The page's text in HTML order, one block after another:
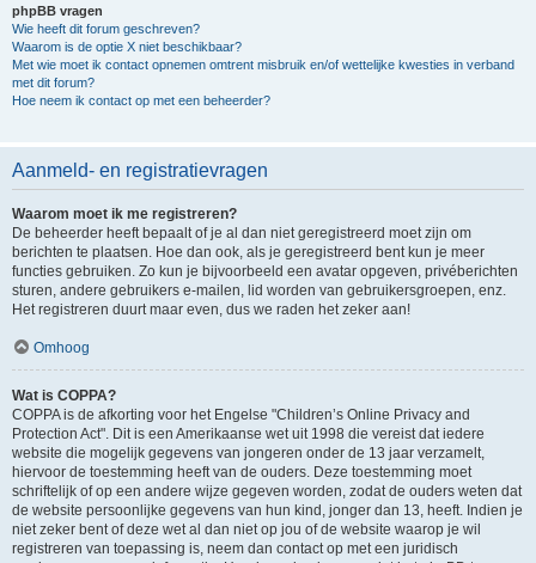
phpBB vragen
Wie heeft dit forum geschreven?
Waarom is de optie X niet beschikbaar?
Met wie moet ik contact opnemen omtrent misbruik en/of wettelijke kwesties in verband
met dit forum?
Hoe neem ik contact op met een beheerder?
Aanmeld- en registratievragen
Waarom moet ik me registreren?
De beheerder heeft bepaalt of je al dan niet geregistreerd moet zijn om
berichten te plaatsen. Hoe dan ook, als je geregistreerd bent kun je meer
functies gebruiken. Zo kun je bijvoorbeeld een avatar opgeven, privéberichten
sturen, andere gebruikers e-mailen, lid worden van gebruikersgroepen, enz.
Het registreren duurt maar even, dus we raden het zeker aan!
Omhoog
Wat is COPPA?
COPPA is de afkorting voor het Engelse "Children’s Online Privacy and
Protection Act". Dit is een Amerikaanse wet uit 1998 die vereist dat iedere
website die mogelijk gegevens van jongeren onder de 13 jaar verzamelt,
hiervoor de toestemming heeft van de ouders. Deze toestemming moet
schriftelijk of op een andere wijze gegeven worden, zodat de ouders weten dat
de website persoonlijke gegevens van hun kind, jonger dan 13, heeft. Indien je
niet zeker bent of deze wet al dan niet op jou of de website waarop je wil
registreren van toepassing is, neem dan contact op met een juridisch